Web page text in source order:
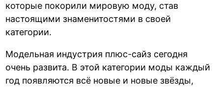
которые покорили мировую моду, став
настоящими знаменитостями в своей
категории.
Модельная индустрия плюс-сайз сегодня
очень развита. В этой категории моды каждый
год появляются всё новые и новые звёзды,